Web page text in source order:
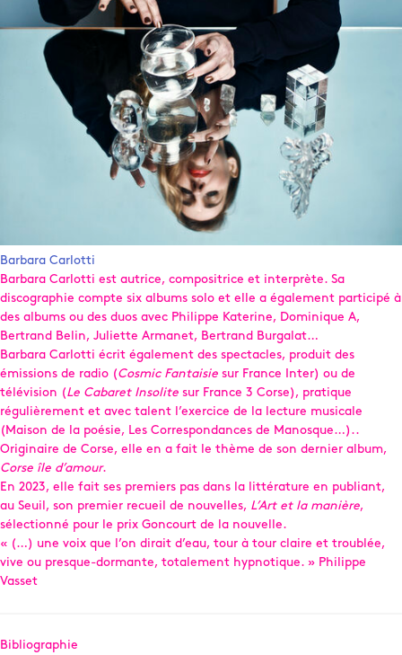
Barbara Carlotti
Barbara Carlotti est autrice, compositrice et interprète. Sa
discographie compte six albums solo et elle a également participé à
des albums ou des duos avec Philippe Katerine, Dominique A,
Bertrand Belin, Juliette Armanet, Bertrand Burgalat…
Barbara Carlotti écrit également des spectacles, produit des
émissions de radio (Cosmic Fantaisie sur France Inter) ou de
télévision (Le Cabaret Insolite sur France 3 Corse), pratique
régulièrement et avec talent l’exercice de la lecture musicale
(Maison de la poésie, Les Correspondances de Manosque…)..
Originaire de Corse, elle en a fait le thème de son dernier album,
Corse île d’amour.
En 2023, elle fait ses premiers pas dans la littérature en publiant,
au Seuil, son premier recueil de nouvelles, L’Art et la manière,
sélectionné pour le prix Goncourt de la nouvelle.
« (…) une voix que l’on dirait d’eau, tour à tour claire et troublée,
vive ou presque-dormante, totalement hypnotique. » Philippe
Vasset
Bibliographie